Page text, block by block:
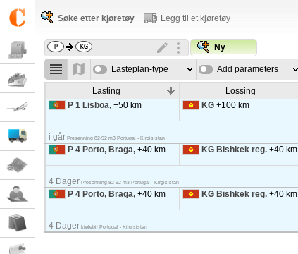
Søke etter kjøretøy Legg til et kjøretøy
Ny
Lasteplan-type Add parameters
Lasting Lossing
P 1 Lisboa, +50 km KG +100 km
i går Presenning 82-92 m3 Portugal - Kirgisistan
P 4 Porto, Braga, +40 km KG Bishkek reg. +40 km
4 Dager Presenning 82-92 m3 Portugal - Kirgisistan
P 4 Porto, Braga, +40 km KG Bishkek reg. +40 km
4 Dager kjølebil Portugal - Kirgisistan